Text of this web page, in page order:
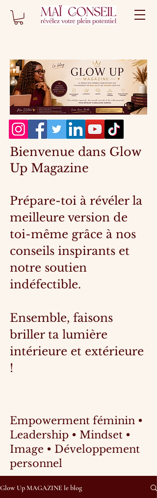
Bienvenue dans Glow
Up Magazine
Prépare-toi à révéler la
meilleure version de
toi-même grâce à nos
conseils inspirants et
notre soutien
indéfectible.
Ensemble, faisons
briller ta lumière
intérieure et extérieure
!
Empowerment féminin •
Leadership • Mindset •
Image • Développement
personnel
Glow Up MAGAZINE le blog